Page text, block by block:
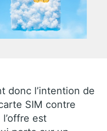
donc l’intention de
SIM contre
est